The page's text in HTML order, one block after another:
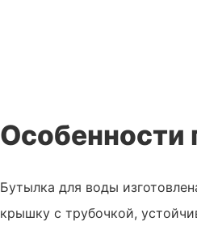
Особенности
Бутылка для воды
крышку с трубочкой,